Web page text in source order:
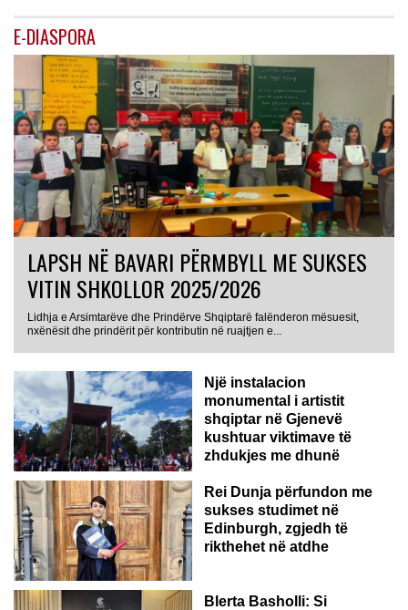
E-DIASPORA
LAPSH NË BAVARI PËRMBYLL ME SUKSES
VITIN SHKOLLOR 2025/2026
Lidhja e Arsimtarëve dhe Prindërve Shqiptarë falënderon mësuesit,
nxënësit dhe prindërit për kontributin në ruajtjen e...
Një instalacion
monumental i artistit
shqiptar në Gjenevë
kushtuar viktimave të
zhdukjes me dhunë
Rei Dunja përfundon me
sukses studimet në
Edinburgh, zgjedh të
rikthehet në atdhe
Blerta Basholli: Si